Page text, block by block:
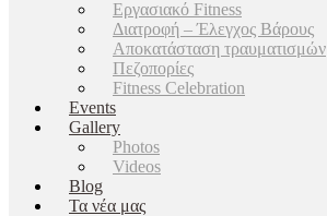
Εργασιακό Fitness
Διατροφή – Έλεγχος Βάρους
Αποκατάσταση τραυματισμών
Πεζοπορίες
Fitness Celebration
Events
Gallery
Photos
Videos
Blog
Τα νέα μας